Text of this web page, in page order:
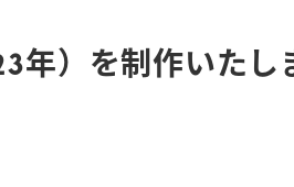
年）を制作いたし